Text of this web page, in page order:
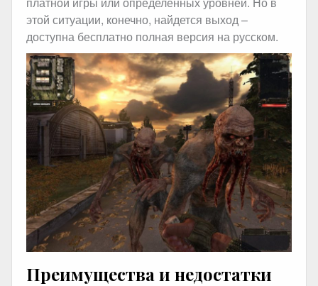
этой ситуации, конечно, найдется выход –
доступна бесплатно полная версия на русском.
Преимущества и недостатки